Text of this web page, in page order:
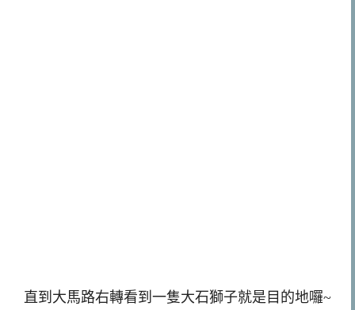
直到大馬路右轉看到一隻大石獅子就是目的地囉~